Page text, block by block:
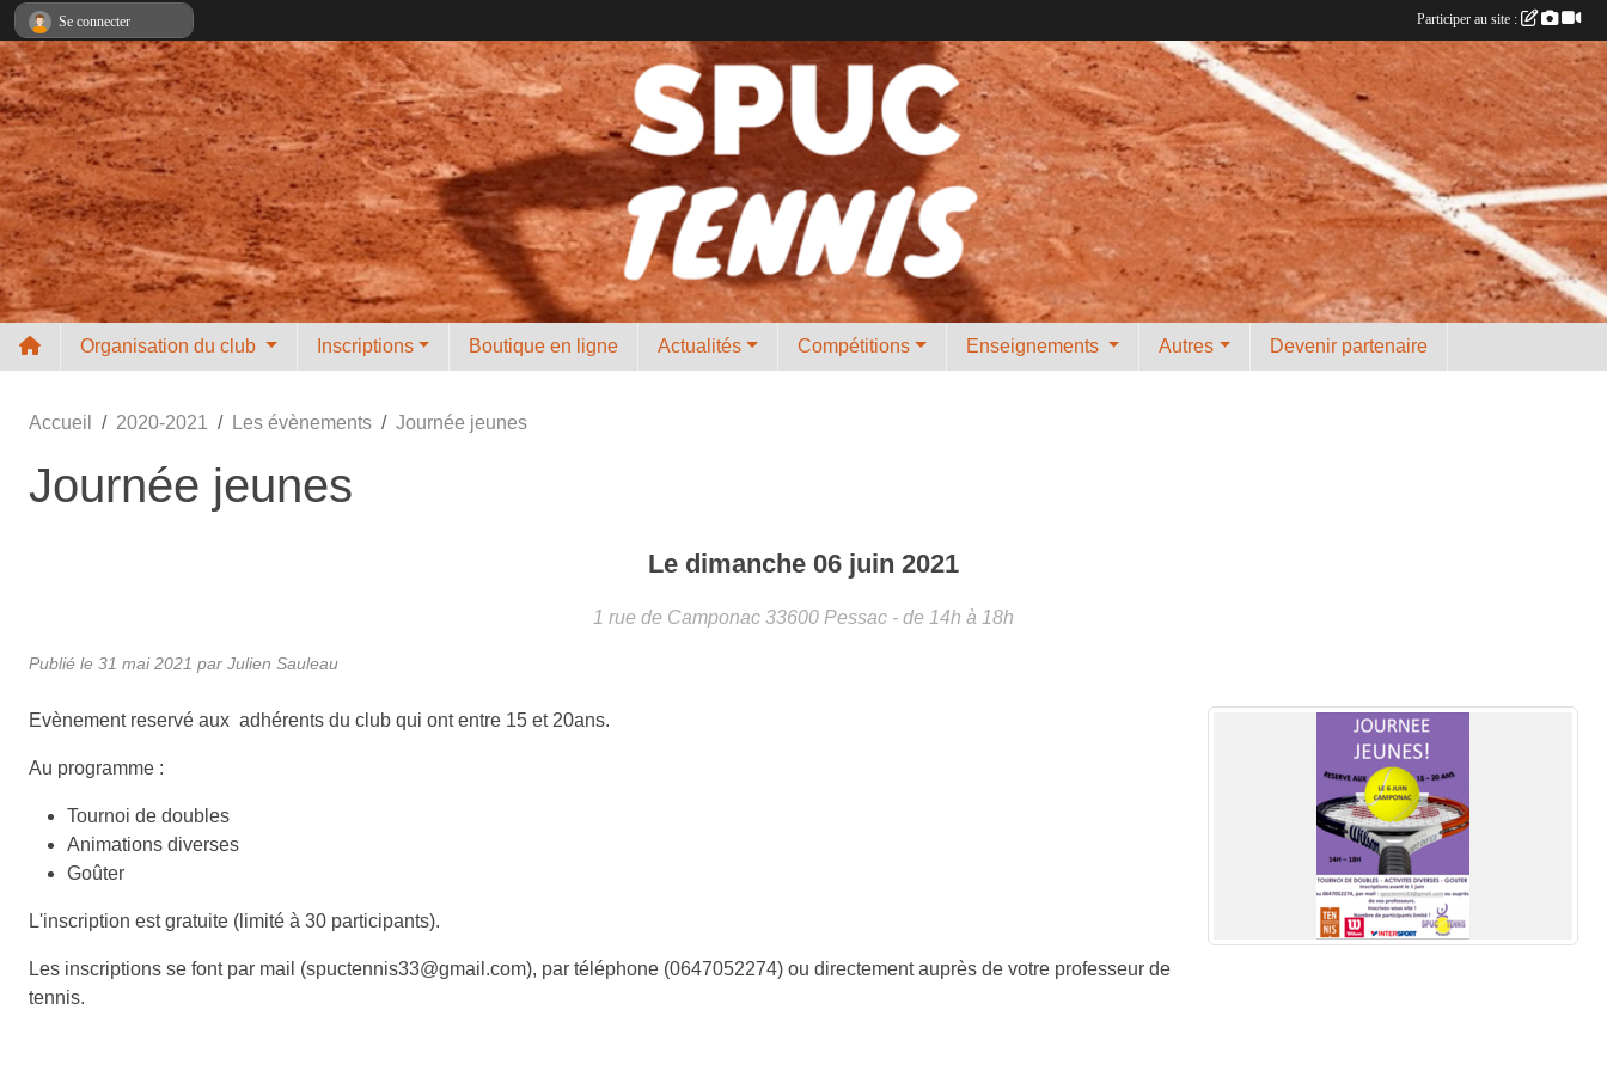
Organisation du club Inscriptions Boutique en ligne Actualités Compétitions Enseignements Autres Devenir partenaire
Accueil 2020-2021 Les évènements Journée jeunes
Journée jeunes
Le dimanche 06 juin 2021
1 rue de Camponac 33600 Pessac - de 14h à 18h
Publié le 31 mai 2021 par Julien Sauleau
Evènement reservé aux adhérents du club qui ont entre 15 et 20ans.
Au programme :
Tournoi de doubles
Animations diverses
Goûter
L'inscription est gratuite (limité à 30 participants).
Les inscriptions se font par mail (spuctennis33@gmail.com), par téléphone (0647052274) ou directement auprès de votre professeur de
tennis.
Se connecter Participer au site :
Panneau de gestion des cookies